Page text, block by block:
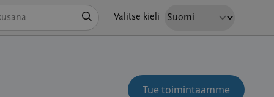
Valitse kieli
Tue toimintaamme